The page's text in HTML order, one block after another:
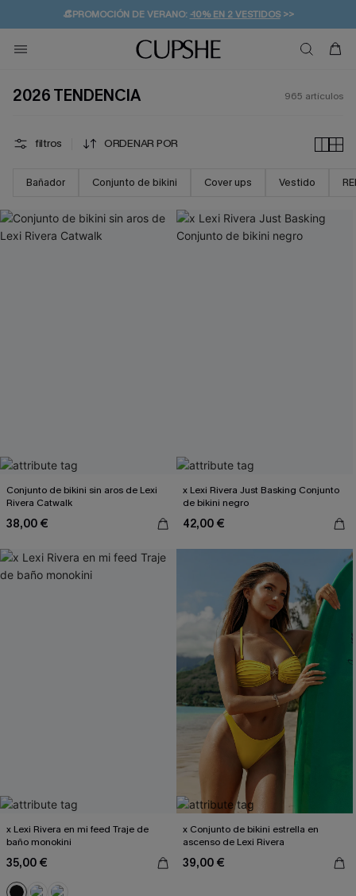
👒PROMOCIÓN DE VERANO:-10% EN 2 VESTIDOS>>
💌¡SUSCRIBIRSE & GANAR -10% EXTRA!
🚚ENVÍO GRATUITO A PARTIR DE 49 € >>
2026 TENDENCIA 965 artículos
filtros ORDENAR POR
Bañador Conjunto de bikini Cover ups Vestido
Conjunto de bikini sin aros de Lexi
Rivera Catwalk
38,00 €
x Lexi Rivera Just Basking Conjunto
de bikini negro
42,00 €
x Lexi Rivera en mi feed Traje de
baño monokini
35,00 €
x Conjunto de bikini estrella en
ascenso de Lexi Rivera
39,00 €